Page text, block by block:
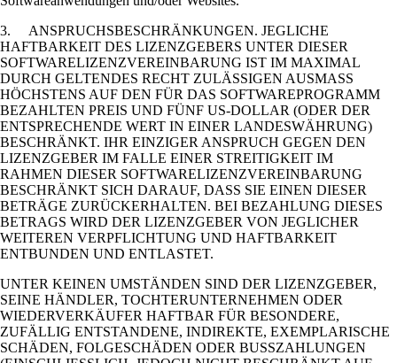
3. ANSPRUCHSBESCHRÄNKUNGEN. JEGLICHE
HAFTBARKEIT DES LIZENZGEBERS UNTER DIESER
SOFTWARELIZENZVEREINBARUNG IST IM MAXIMAL
DURCH GELTENDES RECHT ZULÄSSIGEN AUSMASS
HÖCHSTENS AUF DEN FÜR DAS SOFTWAREPROGRAMM
BEZAHLTEN PREIS UND FÜNF US-DOLLAR (ODER DER
ENTSPRECHENDE WERT IN EINER LANDESWÄHRUNG)
BESCHRÄNKT. IHR EINZIGER ANSPRUCH GEGEN DEN
LIZENZGEBER IM FALLE EINER STREITIGKEIT IM
RAHMEN DIESER SOFTWARELIZENZVEREINBARUNG
BESCHRÄNKT SICH DARAUF, DASS SIE EINEN DIESER
BETRÄGE ZURÜCKERHALTEN. BEI BEZAHLUNG DIESES
BETRAGS WIRD DER LIZENZGEBER VON JEGLICHER
WEITEREN VERPFLICHTUNG UND HAFTBARKEIT
ENTBUNDEN UND ENTLASTET.
UNTER KEINEN UMSTÄNDEN SIND DER LIZENZGEBER,
SEINE HÄNDLER, TOCHTERUNTERNEHMEN ODER
WIEDERVERKÄUFER HAFTBAR FÜR BESONDERE,
ZUFÄLLIG ENTSTANDENE, INDIREKTE, EXEMPLARISCHE
SCHÄDEN, FOLGESCHÄDEN ODER BUSSZAHLUNGEN